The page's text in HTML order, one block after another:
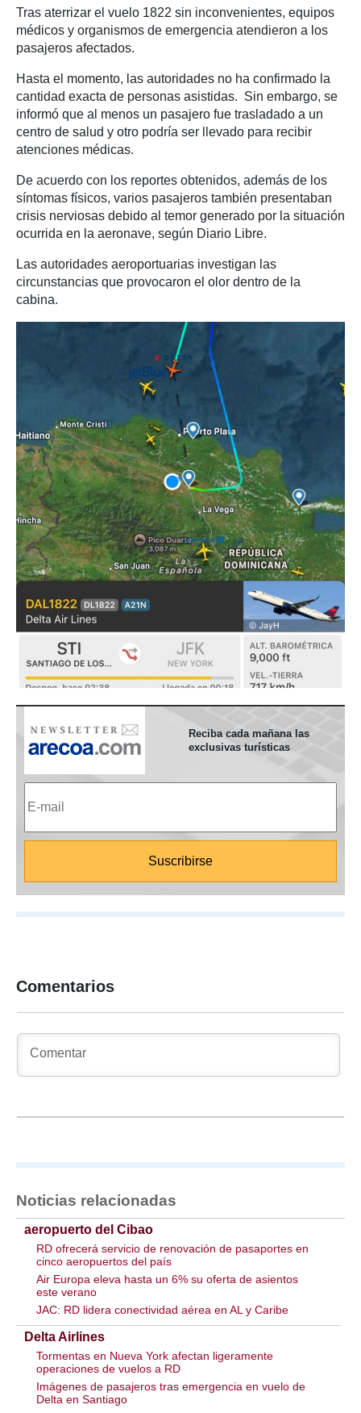
Tras aterrizar el vuelo 1822 sin inconvenientes, equipos
médicos y organismos de emergencia atendieron a los
pasajeros afectados.
Hasta el momento, las autoridades no ha confirmado la
cantidad exacta de personas asistidas. Sin embargo, se
informó que al menos un pasajero fue trasladado a un
centro de salud y otro podría ser llevado para recibir
atenciones médicas.
De acuerdo con los reportes obtenidos, además de los
síntomas físicos, varios pasajeros también presentaban
crisis nerviosas debido al temor generado por la situación
ocurrida en la aeronave, según Diario Libre.
Las autoridades aeroportuarias investigan las
circunstancias que provocaron el olor dentro de la
cabina.
Reciba cada mañana las
exclusivas turísticas
Comentarios
Noticias relacionadas
aeropuerto del Cibao
RD ofrecerá servicio de renovación de pasaportes en
cinco aeropuertos del país
Air Europa eleva hasta un 6% su oferta de asientos
este verano
JAC: RD lidera conectividad aérea en AL y Caribe
Delta Airlines
Tormentas en Nueva York afectan ligeramente
operaciones de vuelos a RD
Imágenes de pasajeros tras emergencia en vuelo de
Delta en Santiago